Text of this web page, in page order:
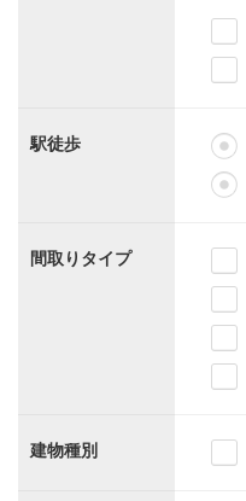
駅徒歩
間取りタイプ
建物種別